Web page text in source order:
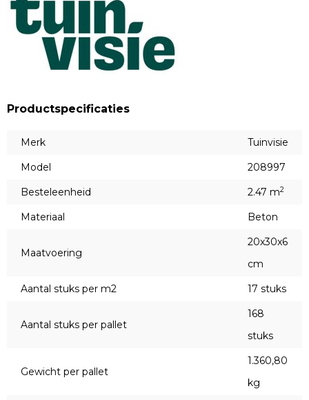
Productspecificaties
Merk
Tuinvisie
Model
208997
Besteleenheid
2.47 m2
Materiaal Beton
Maatvoering
20x30x6
cm
Aantal stuks per m2
17 stuks
Aantal stuks per pallet
168
stuks
Gewicht per pallet
1.360,80
kg